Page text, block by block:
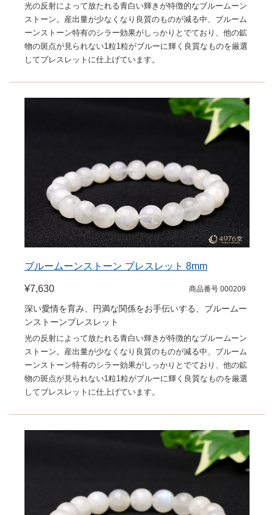
光の反射によって放たれる青白い輝きが特徴的なブルームーン
ストーン。産出量が少なくなり良質のものが減る中、ブルーム
ーンストーン特有のシラー効果がしっかりとでており、他の鉱
物の斑点が見られない1粒1粒がブルーに輝く良質なものを厳選
してブレスレットに仕上げています。
ブルームーンストーン ブレスレット 8mm
¥7,630 商品番号 000209
深い愛情を育み、円満な関係をお手伝いする、ブルームー
ンストーンブレスレット
光の反射によって放たれる青白い輝きが特徴的なブルームーン
ストーン。産出量が少なくなり良質のものが減る中、ブルーム
ーンストーン特有のシラー効果がしっかりとでており、他の鉱
物の斑点が見られない1粒1粒がブルーに輝く良質なものを厳選
してブレスレットに仕上げています。